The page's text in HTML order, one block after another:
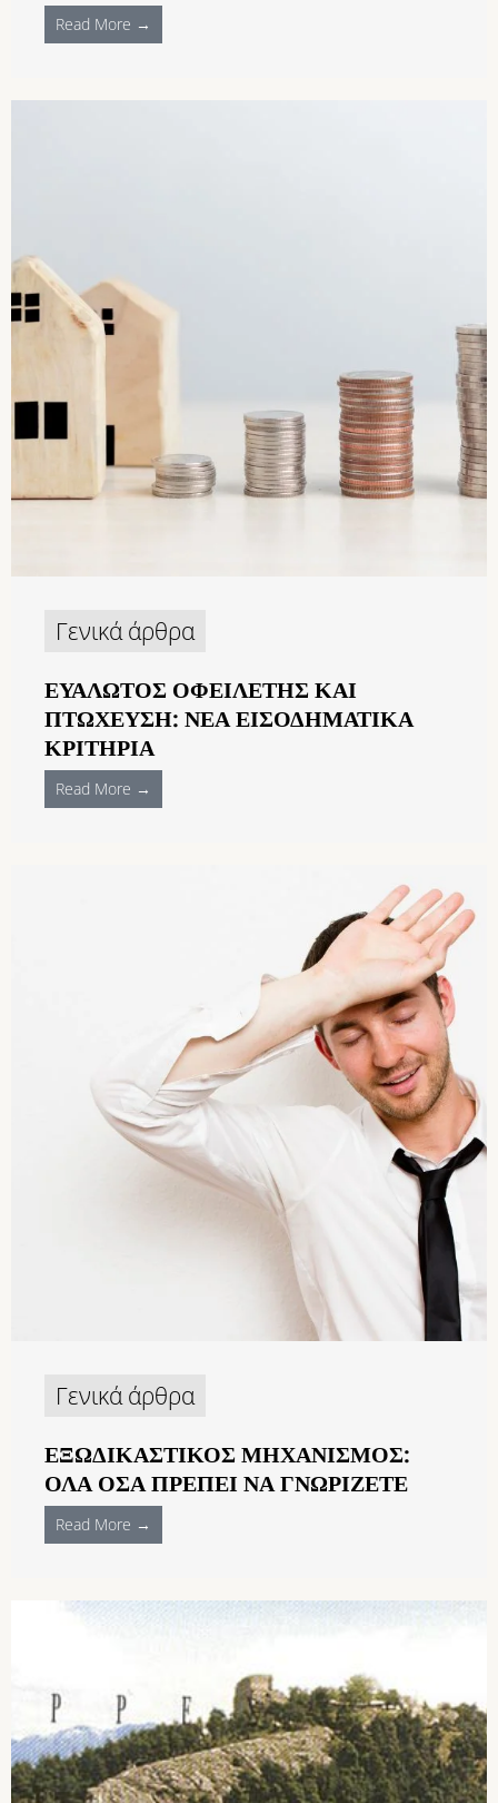
Read More →
Γενικά άρθρα
ΕΥΆΛΩΤΟΣ ΟΦΕΙΛΈΤΗΣ ΚΑΙ
ΠΤΏΧΕΥΣΗ: ΝΈΑ ΕΙΣΟΔΗΜΑΤΙΚΆ
ΚΡΙΤΉΡΙΑ
Read More →
Γενικά άρθρα
ΕΞΩΔΙΚΑΣΤΙΚΌΣ ΜΗΧΑΝΙΣΜΌΣ:
ΌΛΑ ΌΣΑ ΠΡΈΠΕΙ ΝΑ ΓΝΩΡΊΖΕΤΕ
Read More →